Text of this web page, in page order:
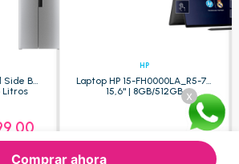
x
Comprar ahora
Side By
Litros
HP
Laptop HP 15-FH0000LA_R5-7 -
15,6" | 8GB/512GB
$1.200.00